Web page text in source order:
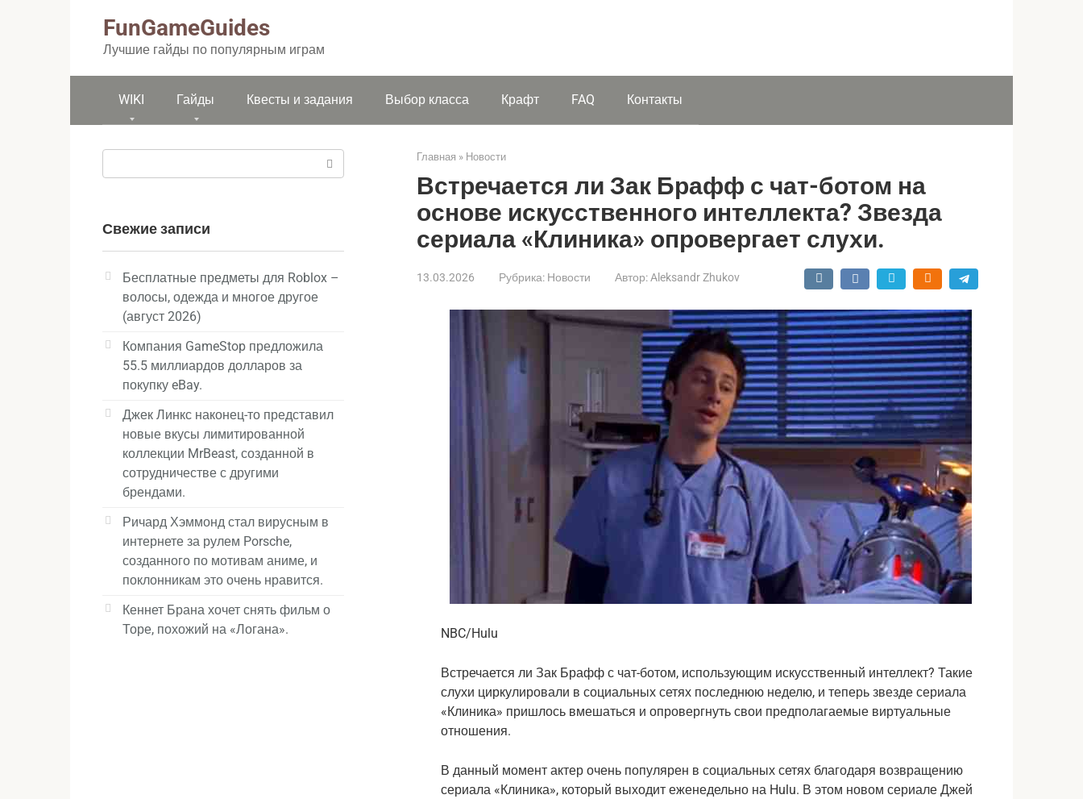
FunGameGuides
Лучшие гайды по популярным играм
WIKI Гайды Квесты и задания Выбор класса Крафт FAQ Контакты
Главная » Новости
Встречается ли Зак Брафф с чат-ботом на
основе искусственного интеллекта? Звезда
сериала «Клиника» опровергает слухи.
13.03.2026 Рубрика: Новости Автор: Aleksandr Zhukov
NBC/Hulu
Встречается ли Зак Брафф с чат-ботом, использующим искусственный интеллект? Такие
слухи циркулировали в социальных сетях последнюю неделю, и теперь звезде сериала
«Клиника» пришлось вмешаться и опровергнуть свои предполагаемые виртуальные
отношения.
В данный момент актер очень популярен в социальных сетях благодаря возвращению
сериала «Клиника», который выходит еженедельно на Hulu. В этом новом сериале Джей
Свежие записи
Бесплатные предметы для Roblox –
волосы, одежда и многое другое
(август 2026)
Компания GameStop предложила
55.5 миллиардов долларов за
покупку eBay.
Джек Линкс наконец-то представил
новые вкусы лимитированной
коллекции MrBeast, созданной в
сотрудничестве с другими
брендами.
Ричард Хэммонд стал вирусным в
интернете за рулем Porsche,
созданного по мотивам аниме, и
поклонникам это очень нравится.
Кеннет Брана хочет снять фильм о
Торе, похожий на «Логана».